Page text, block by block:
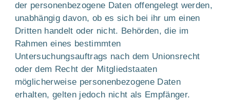
der personenbezogene Daten offengelegt werden,
unabhängig davon, ob es sich bei ihr um einen
Dritten handelt oder nicht. Behörden, die im
Rahmen eines bestimmten
Untersuchungsauftrags nach dem Unionsrecht
oder dem Recht der Mitgliedstaaten
möglicherweise personenbezogene Daten
erhalten, gelten jedoch nicht als Empfänger.